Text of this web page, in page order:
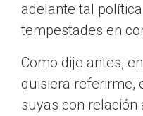
adelante tal
tempestades en
Como dije antes,
quisiera referirme,
suyas con relación